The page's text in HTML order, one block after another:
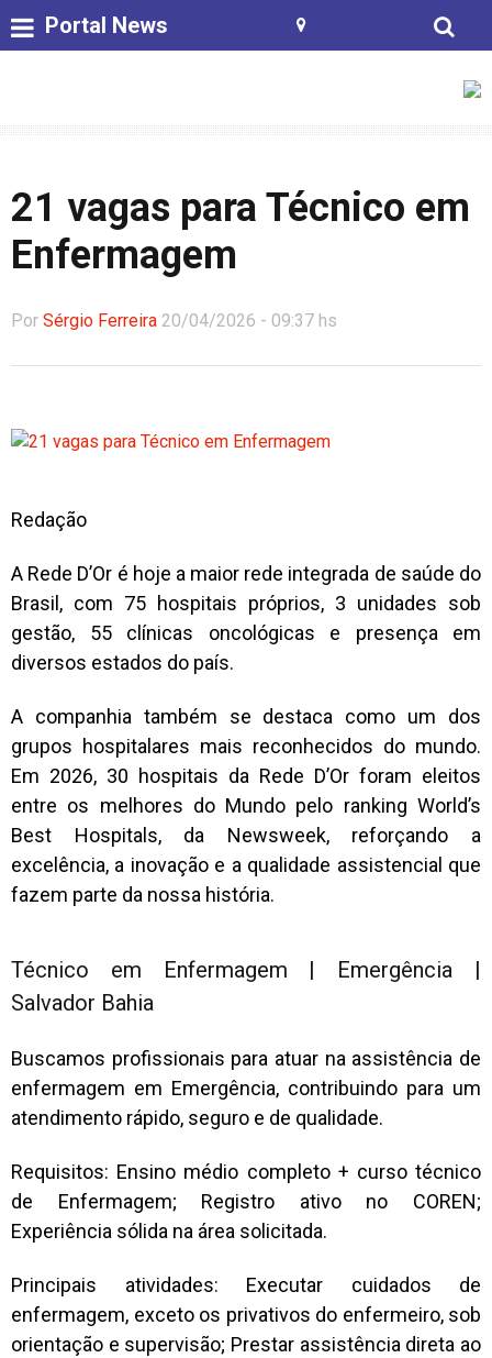
Portal News
21 vagas para Técnico em
Enfermagem
Por Sérgio Ferreira 20/04/2026 - 09:37 hs
Redação
A Rede D’Or é hoje a maior rede integrada de saúde do
Brasil, com 75 hospitais próprios, 3 unidades sob
gestão, 55 clínicas oncológicas e presença em
diversos estados do país.
A companhia também se destaca como um dos
grupos hospitalares mais reconhecidos do mundo.
Em 2026, 30 hospitais da Rede D’Or foram eleitos
entre os melhores do Mundo pelo ranking World’s
Best Hospitals, da Newsweek, reforçando a
excelência, a inovação e a qualidade assistencial que
fazem parte da nossa história.
Técnico em Enfermagem | Emergência |
Salvador Bahia
Buscamos profissionais para atuar na assistência de
enfermagem em Emergência, contribuindo para um
atendimento rápido, seguro e de qualidade.
Requisitos: Ensino médio completo + curso técnico
de Enfermagem; Registro ativo no COREN;
Experiência sólida na área solicitada.
Principais atividades: Executar cuidados de
enfermagem, exceto os privativos do enfermeiro, sob
orientação e supervisão; Prestar assistência direta ao